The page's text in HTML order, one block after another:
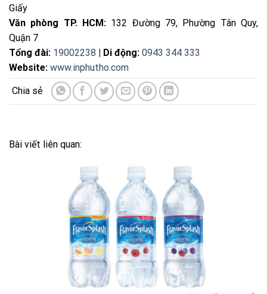
Giấy
Văn phòng TP. HCM: 132 Đường 79, Phường Tân Quy,
Quận 7
Tổng đài: 19002238 | Di động: 0943 344 333
Website: www.inphutho.com
Bài viết liên quan: